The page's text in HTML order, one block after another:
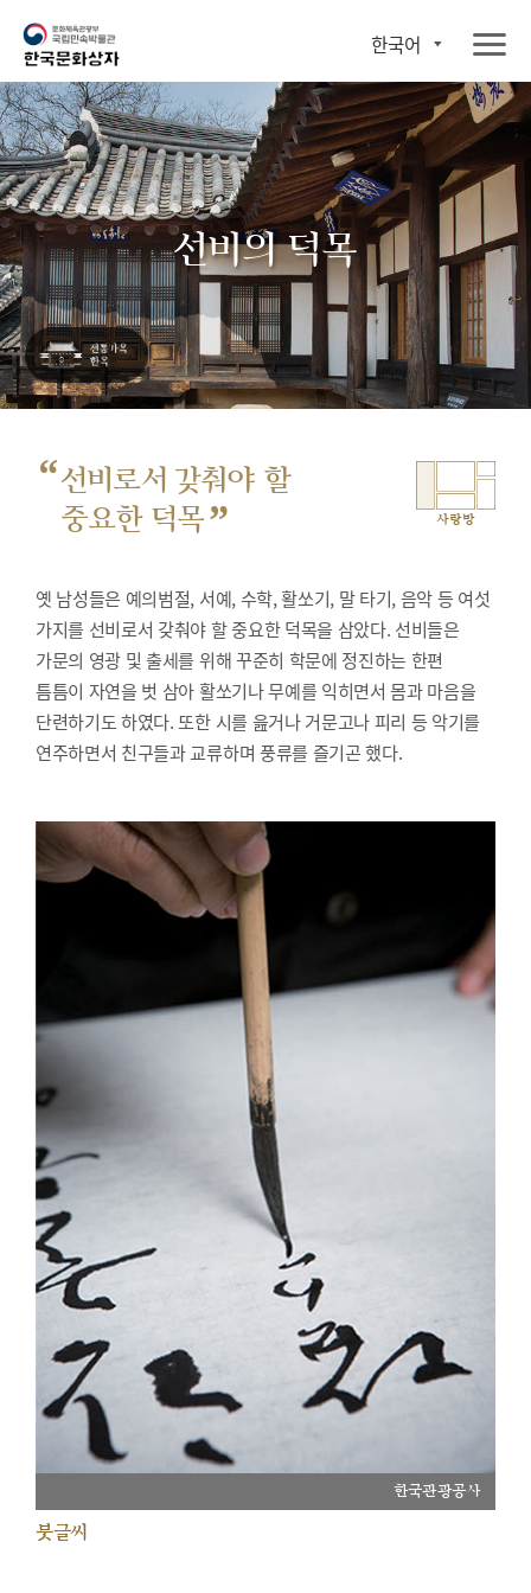
한국어
선비의 덕목
“선비로서 갖춰야 할
중요한 덕목” 사랑방
옛 남성들은 예의범절, 서예, 수학, 활쏘기, 말 타기, 음악 등 여섯
가지를 선비로서 갖춰야 할 중요한 덕목을 삼았다. 선비들은
가문의 영광 및 출세를 위해 꾸준히 학문에 정진하는 한편
틈틈이 자연을 벗 삼아 활쏘기나 무예를 익히면서 몸과 마음을
단련하기도 하였다. 또한 시를 읊거나 거문고나 피리 등 악기를
연주하면서 친구들과 교류하며 풍류를 즐기곤 했다.
한국관광공사
붓글씨